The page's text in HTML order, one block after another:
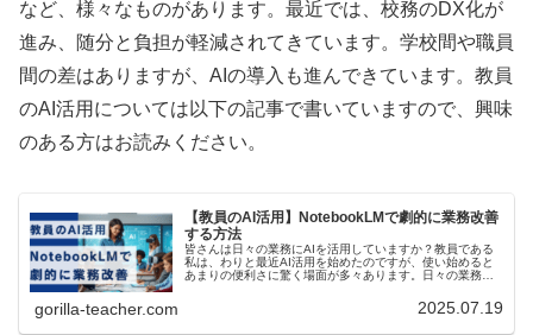
など、様々なものがあります。最近では、校務のDX化が
進み、随分と負担が軽減されてきています。学校間や職員
間の差はありますが、AIの導入も進んできています。教員
のAI活用については以下の記事で書いていますので、興味
のある方はお読みください。
【教員のAI活用】NotebookLMで劇的に業務改善
する方法
皆さんは日々の業務にAIを活用していますか？教員である
私は、わりと最近AI活用を始めたのですが、使い始めると
あまりの便利さに驚く場面が多々あります。日々の業務改
gorilla-teacher.com 2025.07.19